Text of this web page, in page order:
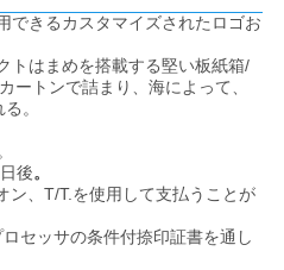
できるカスタマイズされたロゴお
トはまめを搭載する堅い板紙箱/
ートンで詰まり、海によって、
。
後。
ン、T/T.を使用して支払うことが
セッサの条件付捺印証書を通し